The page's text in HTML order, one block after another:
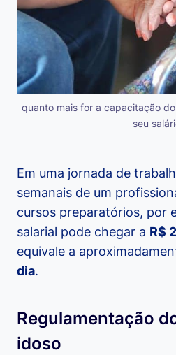
quanto mais for a capacitação
seu
Em uma jornada de
semanais de um
cursos preparatórios, por
salarial pode chegar a R$
equivale a
dia.
Regulamentação
idoso